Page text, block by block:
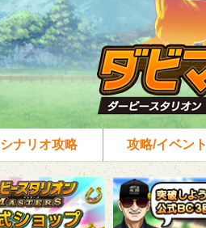
シナリオ攻略 攻略/イベント